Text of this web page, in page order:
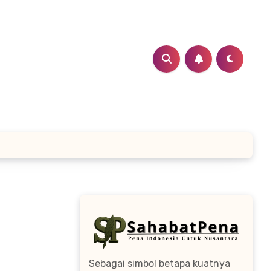
Sebagai simbol betapa kuatnya